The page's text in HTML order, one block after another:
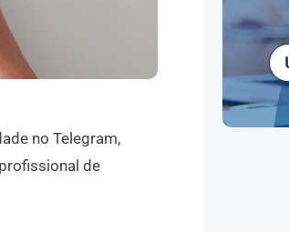
no Telegram,
de